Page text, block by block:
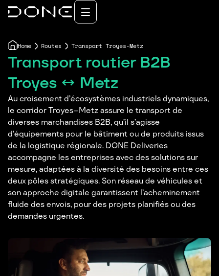
Home Routes Transport Troyes-Metz
Transport routier B2B
Troyes ↔ Metz
Au croisement d’écosystèmes industriels dynamiques,
le corridor Troyes–Metz assure le transport de
diverses marchandises B2B, qu’il s’agisse
d’équipements pour le bâtiment ou de produits issus
de la logistique régionale. DONE Deliveries
accompagne les entreprises avec des solutions sur
mesure, adaptées à la diversité des besoins entre ces
deux pôles stratégiques. Son réseau de véhicules et
son approche digitale garantissent l’acheminement
fluide des envois, pour des projets planifiés ou des
demandes urgentes.